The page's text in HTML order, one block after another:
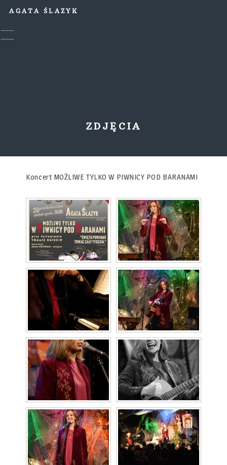
AGATA ŚLAZYK
ZDJĘCIA
Koncert MOŻLIWE TYLKO W PIWNICY POD BARANAMI